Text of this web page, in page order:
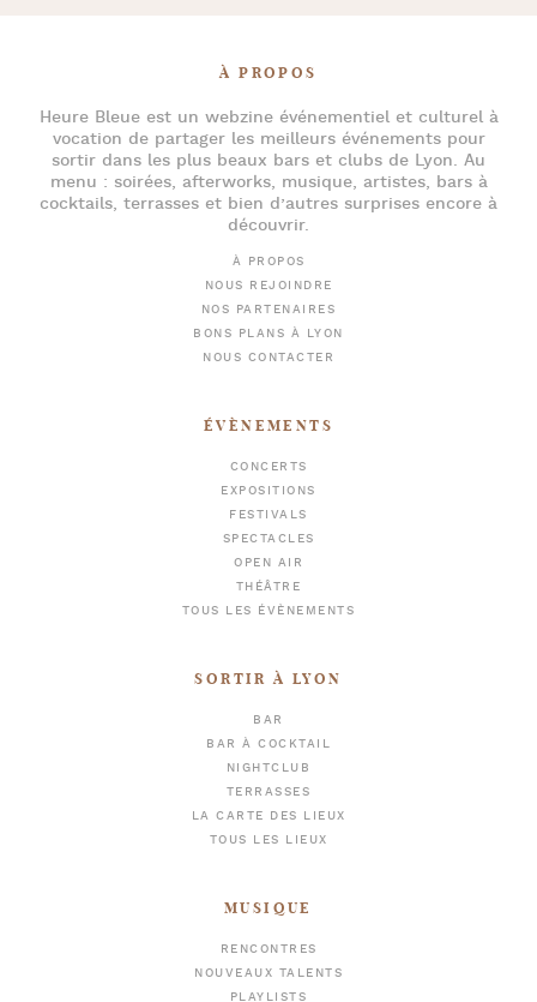
À PROPOS
Heure Bleueest un webzine événementiel et culturel à
vocation de partager les meilleurs événements pour
sortir dans les plus beaux bars et clubs de Lyon. Au
menu : soirées, afterworks, musique, artistes, bars à
cocktails, terrasses et bien d’autres surprises encore à
découvrir.
À PROPOS
NOUS REJOINDRE
NOS PARTENAIRES
BONS PLANS À LYON
NOUS CONTACTER
ÉVÈNEMENTS
CONCERTS
EXPOSITIONS
FESTIVALS
SPECTACLES
OPEN AIR
THÉÂTRE
TOUS LES ÉVÈNEMENTS
SORTIR À LYON
BAR
BAR À COCKTAIL
NIGHTCLUB
TERRASSES
LA CARTE DES LIEUX
TOUS LES LIEUX
MUSIQUE
RENCONTRES
NOUVEAUX TALENTS
PLAYLISTS